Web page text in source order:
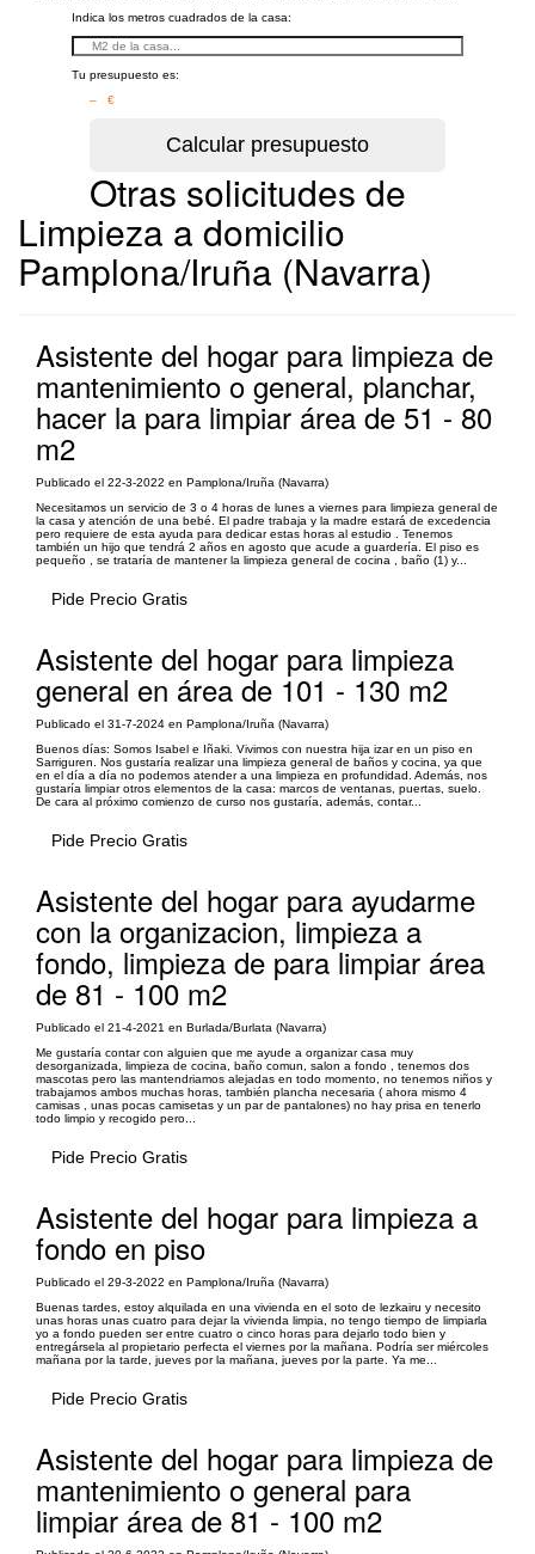
Indica los metros cuadrados de la casa:
Tu presupuesto es:
– €
Otras solicitudes de
Limpieza a domicilio
Pamplona/Iruña (Navarra)
Asistente del hogar para limpieza de
mantenimiento o general, planchar,
hacer la para limpiar área de 51 - 80
m2
Publicado el 22-3-2022 en Pamplona/Iruña (Navarra)
Necesitamos un servicio de 3 o 4 horas de lunes a viernes para limpieza general de
la casa y atención de una bebé. El padre trabaja y la madre estará de excedencia
pero requiere de esta ayuda para dedicar estas horas al estudio . Tenemos
también un hijo que tendrá 2 años en agosto que acude a guardería. El piso es
pequeño , se trataría de mantener la limpieza general de cocina , baño (1) y...
Pide Precio Gratis
Asistente del hogar para limpieza
general en área de 101 - 130 m2
Publicado el 31-7-2024 en Pamplona/Iruña (Navarra)
Buenos días: Somos Isabel e Iñaki. Vivimos con nuestra hija izar en un piso en
Sarriguren. Nos gustaría realizar una limpieza general de baños y cocina, ya que
en el día a día no podemos atender a una limpieza en profundidad. Además, nos
gustaría limpiar otros elementos de la casa: marcos de ventanas, puertas, suelo.
De cara al próximo comienzo de curso nos gustaría, además, contar...
Pide Precio Gratis
Asistente del hogar para ayudarme
con la organizacion, limpieza a
fondo, limpieza de para limpiar área
de 81 - 100 m2
Publicado el 21-4-2021 en Burlada/Burlata (Navarra)
Me gustaría contar con alguien que me ayude a organizar casa muy
desorganizada, limpieza de cocina, baño comun, salon a fondo , tenemos dos
mascotas pero las mantendriamos alejadas en todo momento, no tenemos niños y
trabajamos ambos muchas horas, también plancha necesaria ( ahora mismo 4
camisas , unas pocas camisetas y un par de pantalones) no hay prisa en tenerlo
todo limpio y recogido pero...
Pide Precio Gratis
Asistente del hogar para limpieza a
fondo en piso
Publicado el 29-3-2022 en Pamplona/Iruña (Navarra)
Buenas tardes, estoy alquilada en una vivienda en el soto de lezkairu y necesito
unas horas unas cuatro para dejar la vivienda limpia, no tengo tiempo de limpiarla
yo a fondo pueden ser entre cuatro o cinco horas para dejarlo todo bien y
entregársela al propietario perfecta el viernes por la mañana. Podría ser miércoles
mañana por la tarde, jueves por la mañana, jueves por la parte. Ya me...
Pide Precio Gratis
Asistente del hogar para limpieza de
mantenimiento o general para
limpiar área de 81 - 100 m2